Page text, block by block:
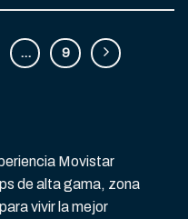
… 9
Movistar
de alta gama, zona
vivir la mejor